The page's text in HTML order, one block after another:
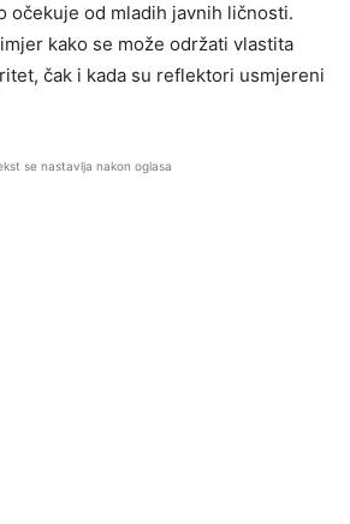
očekuje od mladih javnih ličnosti.
kako se može održati vlastita
čak i kada su reflektori usmjereni
se nastavlja nakon oglasa